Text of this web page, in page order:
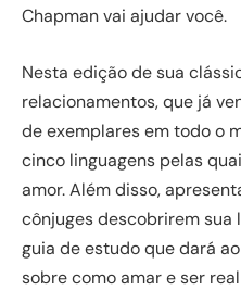
Chapman vai ajudar você.
Nesta edição de sua
relacionamentos, que já
de exemplares em todo o
cinco linguagens pelas
amor. Além disso,
cônjuges descobrirem sua
guia de estudo que dará
sobre como amar e ser